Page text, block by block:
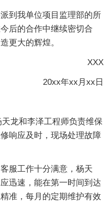
到我单位项目监理部的所
后的合作中继续密切合
更大的辉煌。
XXX
20xx年xx月xx日
龙和李泽工程师负责维保
响应及时，现场处理故障
服工作十分满意，杨天
迅速，能在第一时间到达
准，每月的定期维护有效